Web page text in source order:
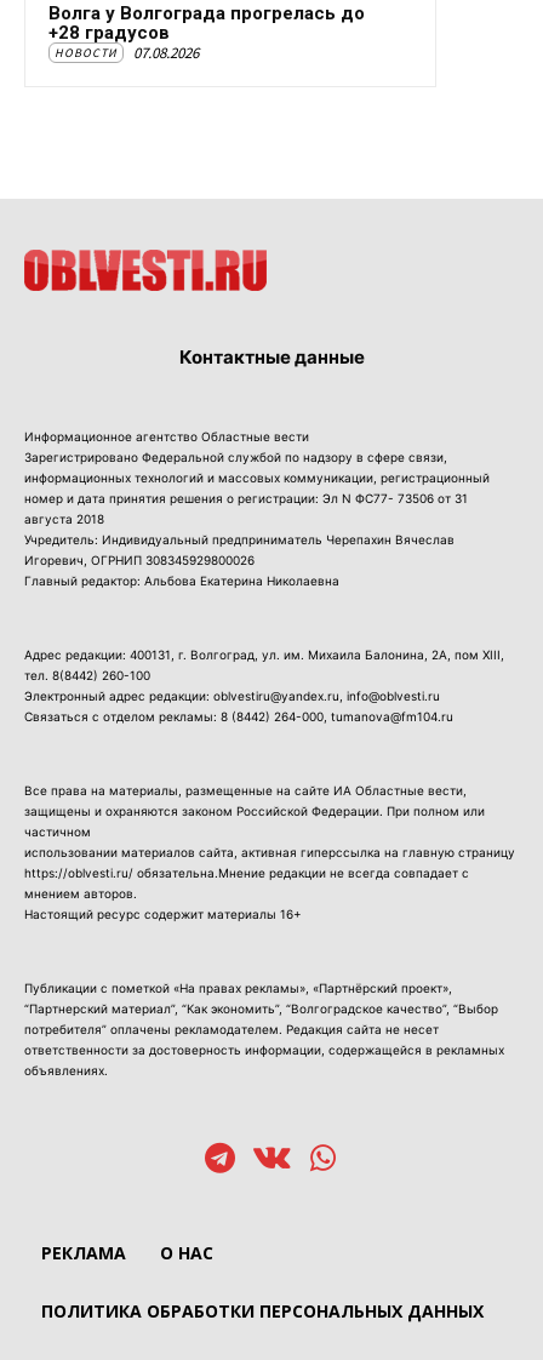
Волга у Волгограда прогрелась до
+28 градусов
НОВОСТИ 07.08.2026
Контактные данные
Информационное агентство Областные вести
Зарегистрировано Федеральной службой по надзору в сфере связи,
информационных технологий и массовых коммуникации, регистрационный
номер и дата принятия решения о регистрации: Эл N ФС77- 73506 от 31
августа 2018
Учредитель: Индивидуальный предприниматель Черепахин Вячеслав
Игоревич, ОГРНИП 308345929800026
Главный редактор: Альбова Екатерина Николаевна
Адрес редакции: 400131, г. Волгоград, ул. им. Михаила Балонина, 2А, пом XIII,
тел. 8(8442) 260-100
Электронный адрес редакции: oblvestiru@yandex.ru, info@oblvesti.ru
Связаться с отделом рекламы: 8 (8442) 264-000 , tumanova@fm104.ru
Все права на материалы, размещенные на сайте ИА Областные вести,
защищены и охраняются законом Российской Федерации. При полном или
частичном
использовании материалов сайта, активная гиперссылка на главную страницу
https://oblvesti.ru/ обязательна.Мнение редакции не всегда совпадает с
мнением авторов.
Настоящий ресурс содержит материалы 16+
Публикации с пометкой «На правах рекламы», «Партнёрский проект»,
“Партнерский материал”, “Как экономить”, “Волгоградское качество”, “Выбор
потребителя” оплачены рекламодателем. Редакция сайта не несет
ответственности за достоверность информации, содержащейся в рекламных
объявлениях.
РЕКЛАМА О НАС
ПОЛИТИКА ОБРАБОТКИ ПЕРСОНАЛЬНЫХ ДАННЫХ